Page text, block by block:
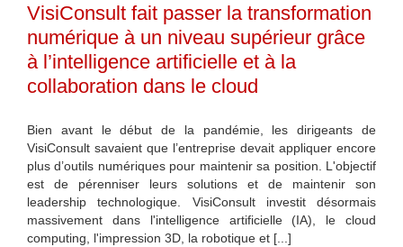
VisiConsult fait passer la transformation
numérique à un niveau supérieur grâce
à l’intelligence artificielle et à la
collaboration dans le cloud
Bien avant le début de la pandémie, les dirigeants de
VisiConsult savaient que l’entreprise devait appliquer encore
plus d’outils numériques pour maintenir sa position. L'objectif
est de pérenniser leurs solutions et de maintenir son
leadership technologique. VisiConsult investit désormais
massivement dans l'intelligence artificielle (IA), le cloud
computing, l'impression 3D, la robotique et [...]